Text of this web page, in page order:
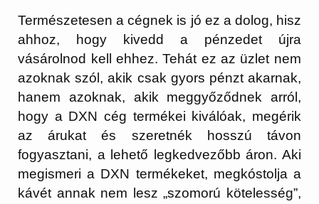
Természetesen a cégnek is jó ez a dolog, hisz
ahhoz, hogy kivedd a pénzedet újra
vásárolnod kell ehhez. Tehát ez az üzlet nem
azoknak szól, akik csak gyors pénzt akarnak,
hanem azoknak, akik meggyőződnek arról,
hogy a DXN cég termékei kiválóak, megérik
az árukat és szeretnék hosszú távon
fogyasztani, a lehető legkedvezőbb áron. Aki
megismeri a DXN termékeket, megkóstolja a
kávét annak nem lesz „szomorú kötelesség”,